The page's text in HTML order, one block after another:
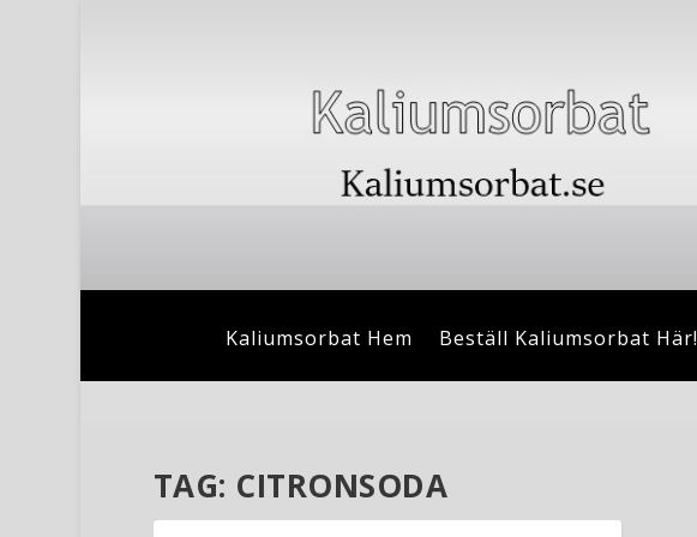
Kaliumsorbat Hem Beställ Kaliumsorbat Här!
TAG: CITRONSODA